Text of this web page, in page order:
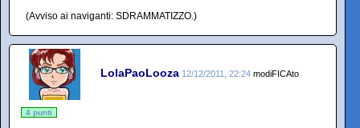
(Avviso ai naviganti: SDRAMMATIZZO.)
LolaPaoLooza 12/12/2011, 22:24 modiFICAto
4 punti